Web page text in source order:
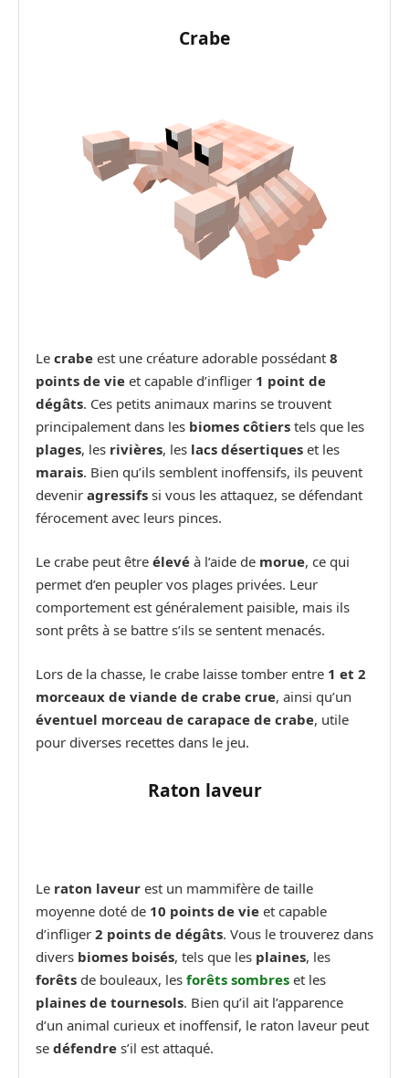
Crabe
Le crabe est une créature adorable possédant 8
points de vie et capable d’infliger 1 point de
dégâts. Ces petits animaux marins se trouvent
principalement dans les biomes côtiers tels que les
plages, les rivières, les lacs désertiques et les
marais. Bien qu’ils semblent inoffensifs, ils peuvent
devenir agressifs si vous les attaquez, se défendant
férocement avec leurs pinces.
Le crabe peut être élevé à l’aide de morue, ce qui
permet d’en peupler vos plages privées. Leur
comportement est généralement paisible, mais ils
sont prêts à se battre s’ils se sentent menacés.
Lors de la chasse, le crabe laisse tomber entre 1 et 2
morceaux de viande de crabe crue, ainsi qu’un
éventuel morceau de carapace de crabe, utile
pour diverses recettes dans le jeu.
Raton laveur
Le raton laveur est un mammifère de taille
moyenne doté de 10 points de vie et capable
d’infliger 2 points de dégâts. Vous le trouverez dans
divers biomes boisés, tels que les plaines, les
forêts de bouleaux, les forêts sombres et les
plaines de tournesols. Bien qu’il ait l’apparence
d’un animal curieux et inoffensif, le raton laveur peut
se défendre s’il est attaqué.